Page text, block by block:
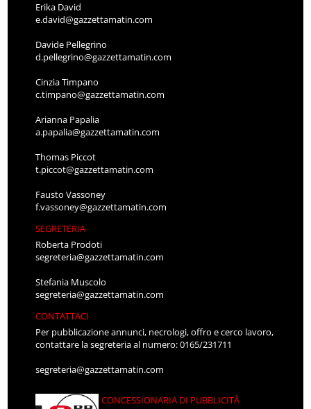
Erika David
e.david@gazzettamatin.com
Davide Pellegrino
d.pellegrino@gazzettamatin.com
Cinzia Timpano
c.timpano@gazzettamatin.com
Arianna Papalia
a.papalia@gazzettamatin.com
Thomas Piccot
t.piccot@gazzettamatin.com
Fausto Vassoney
f.vassoney@gazzettamatin.com
SEGRETERIA
Roberta Prodoti
segreteria@gazzettamatin.com
Stefania Muscolo
segreteria@gazzettamatin.com
CONTATTACI
Per pubblicazione annunci, necrologi, offro e cerco lavoro,
contattare la segreteria al numero: 0165/231711
segreteria@gazzettamatin.com
CONCESSIONARIA DI PUBBLICITÀ